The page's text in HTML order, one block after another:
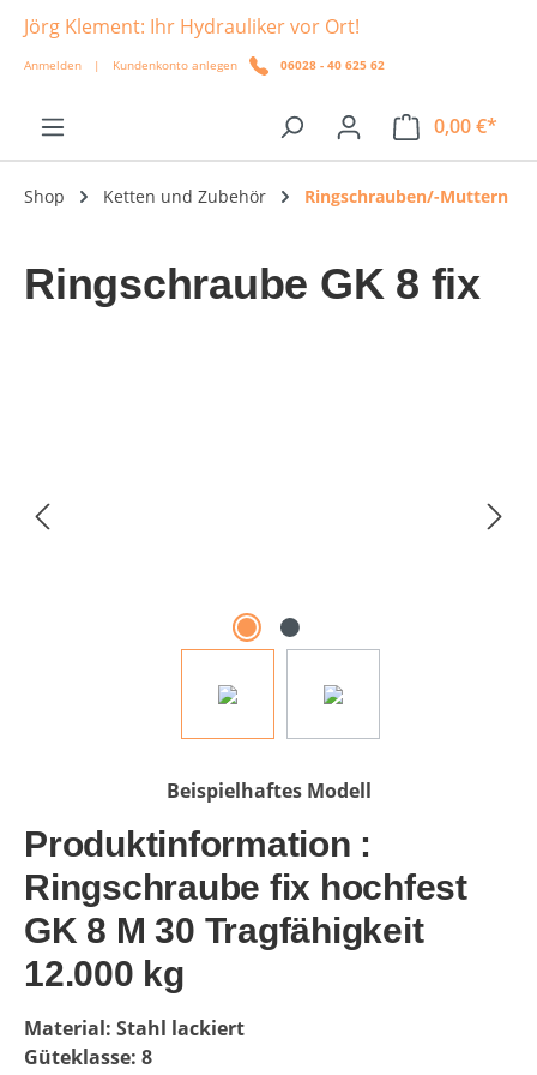
springen
Jörg Klement: Ihr Hydrauliker vor Ort!
Anmelden | Kundenkonto anlegen 06028 - 40 625 62
0,00 €*
Shop Ketten und Zubehör Ringschrauben/-Muttern
Ringschraube GK 8 fix
Beispielhaftes Modell
Produktinformation :
Ringschraube fix hochfest
GK 8 M 30 Tragfähigkeit
12.000 kg
Material: Stahl lackiert
Güteklasse: 8